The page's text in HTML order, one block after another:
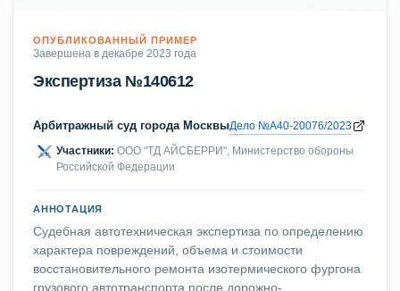
ОПУБЛИКОВАННЫЙ ПРИМЕР
Завершена в декабре 2023 года
Экспертиза №140612
Арбитражный суд города МосквыДело №А40-20076/2023
Участники: ООО "ТД АЙСБЕРРИ", Министерство обороны
Российской Федерации
АННОТАЦИЯ
Судебная автотехническая экспертиза по определению
характера повреждений, объема и стоимости
восстановительного ремонта изотермического фургона
грузового автотранспорта после дорожно-